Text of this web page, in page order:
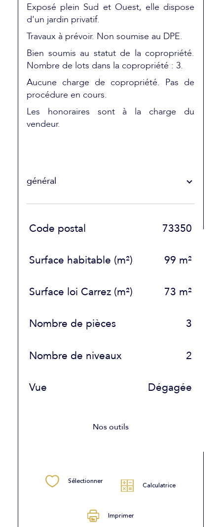
Exposé plein Sud et Ouest, elle dispose
d'un jardin privatif.
Travaux à prévoir. Non soumise au DPE.
Bien soumis au statut de la copropriété.
Nombre de lots dans la copropriété : 3.
Aucune charge de copropriété. Pas de
procédure en cours.
Les honoraires sont à la charge du
vendeur.
général
TRAD_SIROCCO_Caracteristique Valeurs
Code postal 73350
Surface habitable (m²) 99 m²
Surface loi Carrez (m²) 73 m²
Nombre de pièces 3
Nombre de niveaux 2
Vue Dégagée
Nos outils
Sélectionner Calculatrice
Imprimer